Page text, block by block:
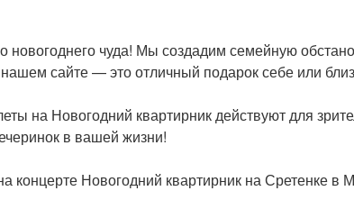
чуда! Мы создадим семейную
сайте — это отличный подарок себе или
на Новогодний квартирник действуют для
в вашей жизни!
концерте Новогодний квартирник на Сретенке